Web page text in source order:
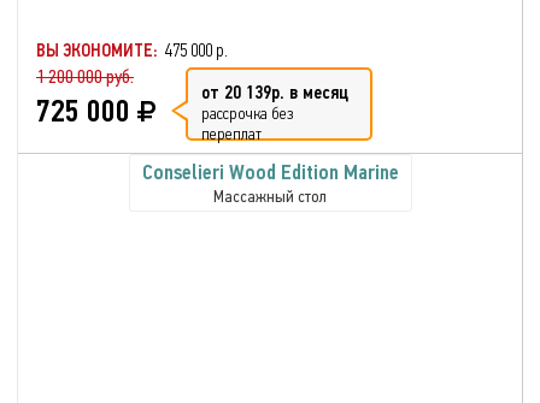
ВЫ ЭКОНОМИТЕ: 475 000 р.
1 200 000 руб.
725 000 от 20 139р. в месяц
рассрочка без
переплат
Conselieri Wood Edition Marine
Массажный стол